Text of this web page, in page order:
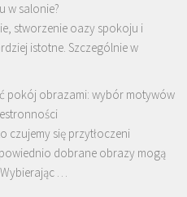
w salonie?
stworzenie oazy spokoju i
istotne. Szczególnie w
pokój obrazami: wybór motywów
czujemy się przytłoczeni
dobrane obrazy mogą
…